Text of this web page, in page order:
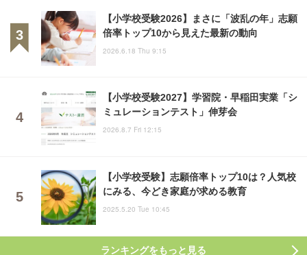
【小学校受験2026】まさに「波乱の年」志願
倍率トップ10から見えた最新の動向
2026.6.18 Thu 9:15
【小学校受験2027】学習院・早稲田実業「シ
ミュレーションテスト」伸芽会
2026.8.7 Fri 12:15
【小学校受験】志願倍率トップ10は？人気校
にみる、今どき家庭が求める教育
2025.5.20 Tue 10:45
ランキングをもっと見る